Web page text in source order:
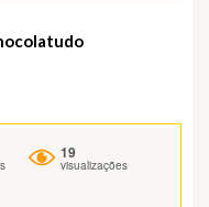
19
visualizações